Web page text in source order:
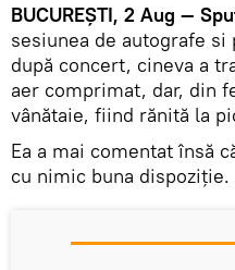
BUCUREŞTI, 2 Aug —
sesiunea de autografe
după concert, cineva a
aer comprimat, dar, din
vânătaie, fiind rănită la
Ea a mai comentat însă
cu nimic buna dispoziție.